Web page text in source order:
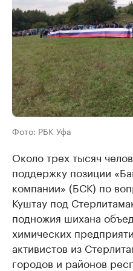
Фото: РБК Уфа
Около трех тысяч
поддержку позиции
компании» (БСК) по
Куштау под
подножия шихана
химических
активистов из
городов и районов